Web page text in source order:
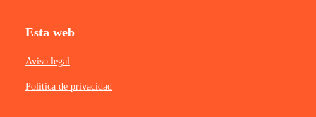
Esta web
Aviso legal
Política de privacidad